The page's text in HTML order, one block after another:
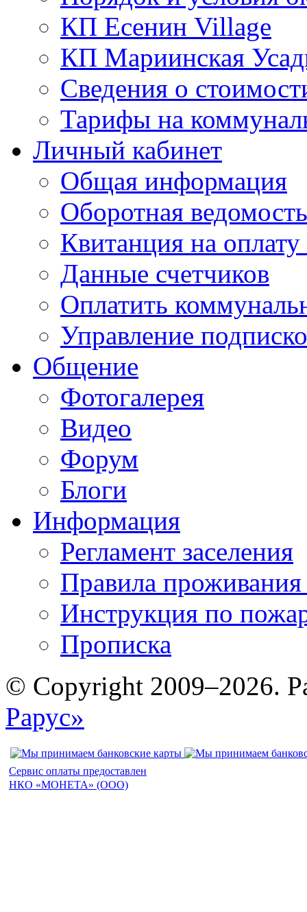
КП Есенин Village
КП Мариинская
Сведения о
Тарифы на
Личный кабинет
Общая информация
Оборотная ведомость
Квитанция на
Данные счетчиков
Оплатить
Управление
Общение
Фотогалерея
Видео
Форум
Блоги
Информация
Регламент заселения
Правила
Инструкция по
Прописка
© Copyright 2009–2026.
Рарус»
Сервис оплаты предоставлен
НКО «МОНЕТА» (ООО)